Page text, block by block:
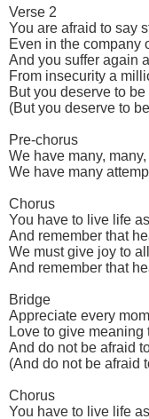
Verse 2
You are afraid to say
Even in the company
And you suffer again
From insecurity a
But you deserve to be
(But you deserve to
Pre-chorus
We have many,
We have many
Chorus
You have to live life
And remember that
We must give joy to
And remember that
Bridge
Appreciate every
Love to give
And do not be afraid
(And do not be afraid
Chorus
You have to live life